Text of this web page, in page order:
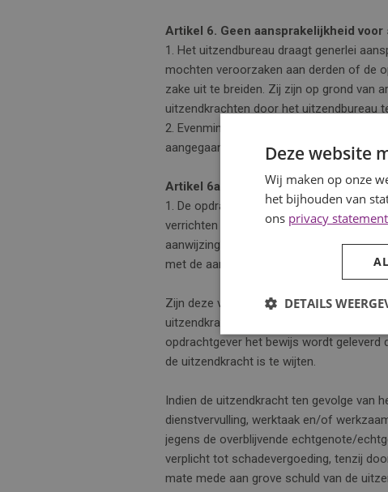
Artikel 6. Geen aansprakelijkheid voor
1. Het uitzendbureau draagt generlei
mochten veroorzaken aan derden of de
zake uit te breiden. Zij zijn op grond van
uitzendkrachten door het uitzendbureau
2. Evenmin is het uitzendbureau
aangegaan, of welke op andere wijze
Artikel 6a. Veiligheidsgarantie
1. De opdrachtgever is tegenover het
verrichten op zodanige wijze in te
aanwijzingen te verstrekken, dat de
met de aard van de arbeid gevorderd kan
Zijn deze verplichtingen niet
uitzendkracht dientengevolge in de
opdrachtgever het bewijs wordt
de uitzendkracht is te wijten.
Indien de uitzendkracht ten gevolge van
dienstvervulling, werktaak en/of
jegens de overblijvende echtgenote/
verplicht tot schadevergoeding, tenzij
mate mede aan grove schuld van de
Deze website
Wij maken op onze
het bijhouden van
ons privacy statement
DETAILS